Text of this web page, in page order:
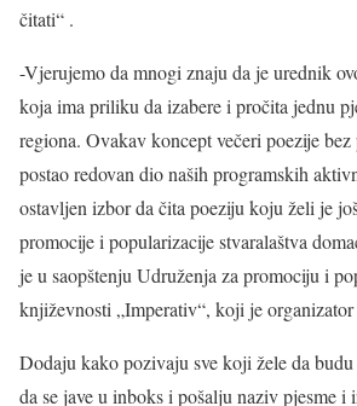
čitati“ .
-Vjerujemo da mnogi znaju da je urednik
koja ima priliku da izabere i pročita jednu
regiona. Ovakav koncept večeri poezije
postao redovan dio naših programskih
ostavljen izbor da čita poeziju koju želi je
promocije i popularizacije stvaralaštva
je u saopštenju Udruženja za promociju i
književnosti „Imperativ“, koji je organizator
Dodaju kako pozivaju sve koji žele da
da se jave u inboks i pošalju naziv pjesme i